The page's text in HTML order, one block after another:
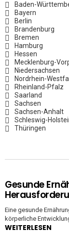
Baden-
Bayern
Berlin
Brandenburg
Bremen
Hamburg
Hessen
Mecklenburg-
Niedersachsen
Nordrhein-
Rheinland-Pfalz
Saarland
Sachsen
Sachsen-Anhalt
Schleswig-
Thüringen
Gesunde
Eine gesunde
körperliche
WEITERLESEN